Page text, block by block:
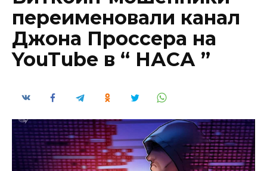
переименовали канал
Джона Проссера на
YouTube в “ НАСА ”